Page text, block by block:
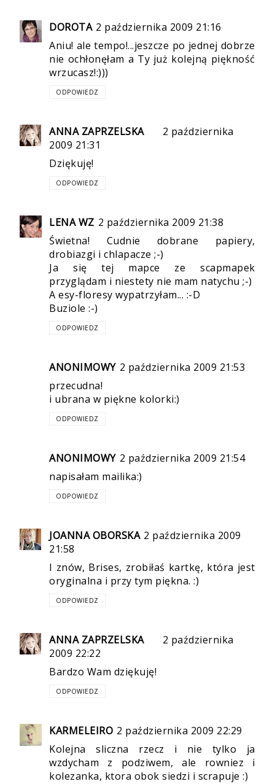
DOROTA 2 października 2009 21:16
Aniu! ale tempo!...jeszcze po jednej dobrze
nie ochłonęłam a Ty już kolejną piękność
wrzucasz!:)))
ODPOWIEDZ
ANNA ZAPRZELSKA
2 października
2009 21:31
Dziękuję!
ODPOWIEDZ
LENA WZ 2 października 2009 21:38
Świetna! Cudnie dobrane papiery,
drobiazgi i chlapacze ;-)
Ja się tej mapce ze scapmapek
przyglądam i niestety nie mam natychu ;-)
A esy-floresy wypatrzyłam... :-D
Buziole :-)
ODPOWIEDZ
ANONIMOWY 2 października 2009 21:53
przecudna!
i ubrana w piękne kolorki:)
ODPOWIEDZ
ANONIMOWY 2 października 2009 21:54
napisałam mailika:)
ODPOWIEDZ
JOANNA OBORSKA 2 października 2009
21:58
I znów, Brises, zrobiłaś kartkę, która jest
oryginalna i przy tym piękna. :)
ODPOWIEDZ
ANNA ZAPRZELSKA
2 października
2009 22:22
Bardzo Wam dziękuję!
ODPOWIEDZ
KARMELEIRO 2 października 2009 22:29
Kolejna sliczna rzecz i nie tylko ja
wzdycham z podziwem, ale rowniez i
kolezanka, ktora obok siedzi i scrapuje :)